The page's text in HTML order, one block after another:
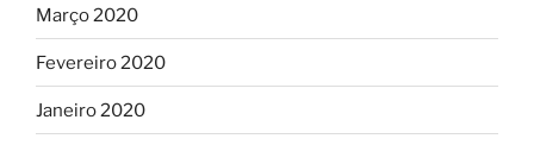
Março 2020
Fevereiro 2020
Janeiro 2020